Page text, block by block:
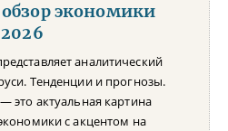
экономики
аналитический
Тенденции и прогнозы.
актуальная картина
с акцентом на